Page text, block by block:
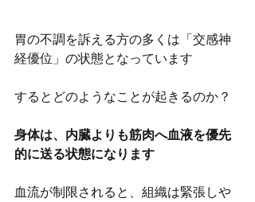
胃の不調を訴える方の多くは「交感神
経優位」の状態となっています
するとどのようなことが起きるのか？
身体は、内臓よりも筋肉へ血液を優先
的に送る状態になります
血流が制限されると、組織は緊張しや